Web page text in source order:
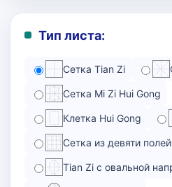
Тип листа:
Сетка Tian Zi
Сетка Mi Zi Hui Gong
Клетка Hui Gong
Сетка из девяти полей
Tian Zi с овальной